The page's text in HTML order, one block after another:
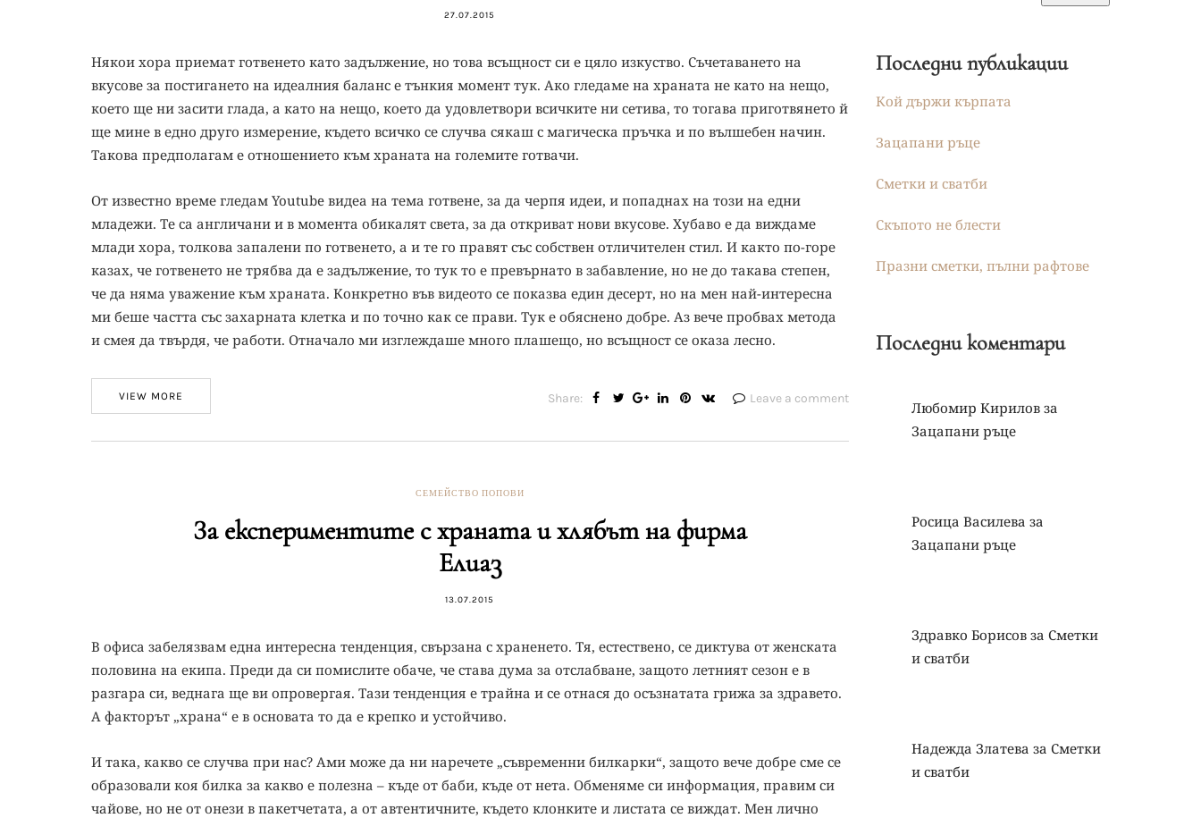
27.07.2015
Някои хора приемат готвенето като задължение, но това всъщност си е цяло изкуство. Съчетаването на
вкусове за постигането на идеалния баланс е тънкия момент тук. Ако гледаме на храната не като на нещо,
което ще ни засити глада, а като на нещо, което да удовлетвори всичките ни сетива, то тогава приготвянето й
ще мине в едно друго измерение, където всичко се случва сякаш с магическа пръчка и по вълшебен начин.
Такова предполагам е отношението към храната на големите готвачи.
От известно време гледам Youtube видеа на тема готвене, за да черпя идеи, и попаднах на този на едни
младежи. Те са англичани и в момента обикалят света, за да откриват нови вкусове. Хубаво е да виждаме
млади хора, толкова запалени по готвенето, а и те го правят със собствен отличителен стил. И както по-горе
казах, че готвенето не трябва да е задължение, то тук то е превърнато в забавление, но не до такава степен,
че да няма уважение към храната. Конкретно във видеото се показва един десерт, но на мен най-интересна
ми беше частта със захарната клетка и по точно как се прави. Тук е обяснено добре. Аз вече пробвах метода
и смея да твърдя, че работи. Отначало ми изглеждаше много плашещо, но всъщност се оказа лесно.
VIEW MORE Leave a comment
Share:
СЕМЕЙСТВО ПОПОВИ
За експериментите с храната и хлябът на фирма
Елиаз
13.07.2015
В офиса забелязвам една интересна тенденция, свързана с храненето. Тя, естествено, се диктува от женската
половина на екипа. Преди да си помислите обаче, че става дума за отслабване, защото летният сезон е в
разгара си, веднага ще ви опровергая. Тази тенденция е трайна и се отнася до осъзнатата грижа за здравето.
А факторът „храна“ е в основата то да е крепко и устойчиво.
И така, какво се случва при нас? Ами може да ни наречете „съвременни билкарки“, защото вече добре сме се
образовали коя билка за какво е полезна – къде от баби, къде от нета. Обменяме си информация, правим си
чайове, но не от онези в пакетчетата, а от автентичните, където клонките и листата се виждат. Мен лично
Последни публикации
Кой държи кърпата
Зацапани ръце
Сметки и сватби
Скъпото не блести
Празни сметки, пълни рафтове
Последни коментари
Любомир Кириловза
Зацапани ръце
Росица Василева за
Зацапани ръце
Здравко Борисовза Сметки
и сватби
Надежда Златева за Сметки
и сватби